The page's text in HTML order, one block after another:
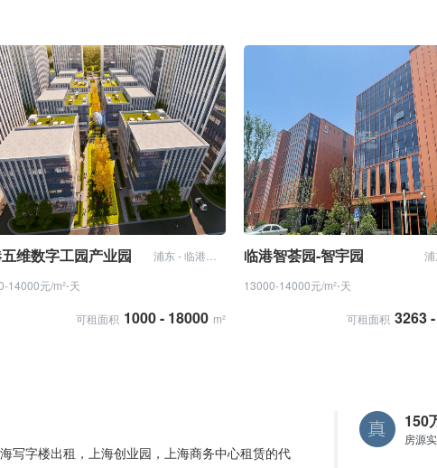
维数字工园产业园
14000元/m²⋅天
可租面积 1000 - 18000 m²
临港智荟园-智宇园
13000-14000元/m²⋅天
可租面积 3263
写字楼出租，上海创业园，上海商务中心租赁的代
150
房源